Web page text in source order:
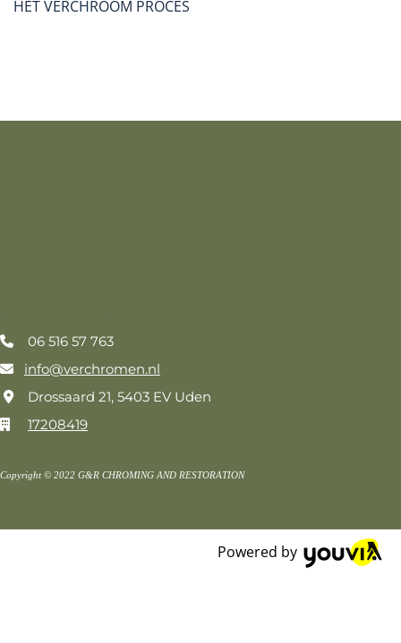
HET VERCHROOM PROCES
 06 516 57 763
 info@verchromen.nl
Drossaard 21, 5403 EV Uden
 17208419
Copyright © 2022 G&R CHROMING AND RESTORATION
Powered by